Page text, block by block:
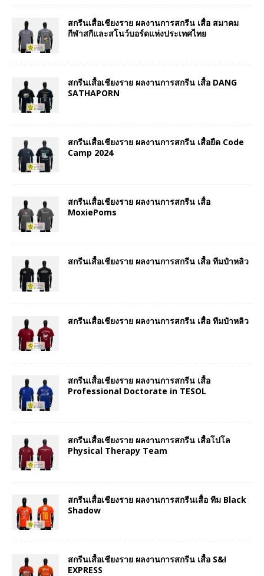
สกรีนเสื้อเชียงราย ผลงานการสกรีน เสื้อ สมาคม
กีฬาสกีและสโนว์บอร์ดแห่งประเทศไทย
สกรีนเสื้อเชียงราย ผลงานการสกรีน เสื้อ DANG
SATHAPORN
สกรีนเสื้อเชียงราย ผลงานการสกรีน เสื้อยืด Code
Camp 2024
สกรีนเสื้อเชียงราย ผลงานการสกรีน เสื้อ
MoxiePoms
สกรีนเสื้อเชียงราย ผลงานการสกรีน เสื้อ ทีมป๋าหลิว
สกรีนเสื้อเชียงราย ผลงานการสกรีน เสื้อ ทีมป๋าหลิว
สกรีนเสื้อเชียงราย ผลงานการสกรีน เสื้อ
Professional Doctorate in TESOL
สกรีนเสื้อเชียงราย ผลงานการสกรีน เสื้อโปโล
Physical Therapy Team
สกรีนเสื้อเชียงราย ผลงานการสกรีนเสื้อ ทีม Black
Shadow
สกรีนเสื้อเชียงราย ผลงานการสกรีน เสื้อ S&I
EXPRESS